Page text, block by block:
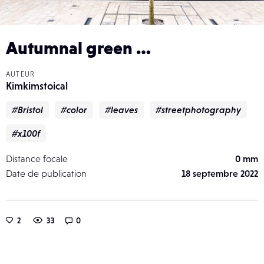
Autumnal green …
AUTEUR
Kimkimstoical
#Bristol #color #leaves #streetphotography
#x100f
Distance focale
0 mm
Date de publication
18 septembre 2022
2 33 0